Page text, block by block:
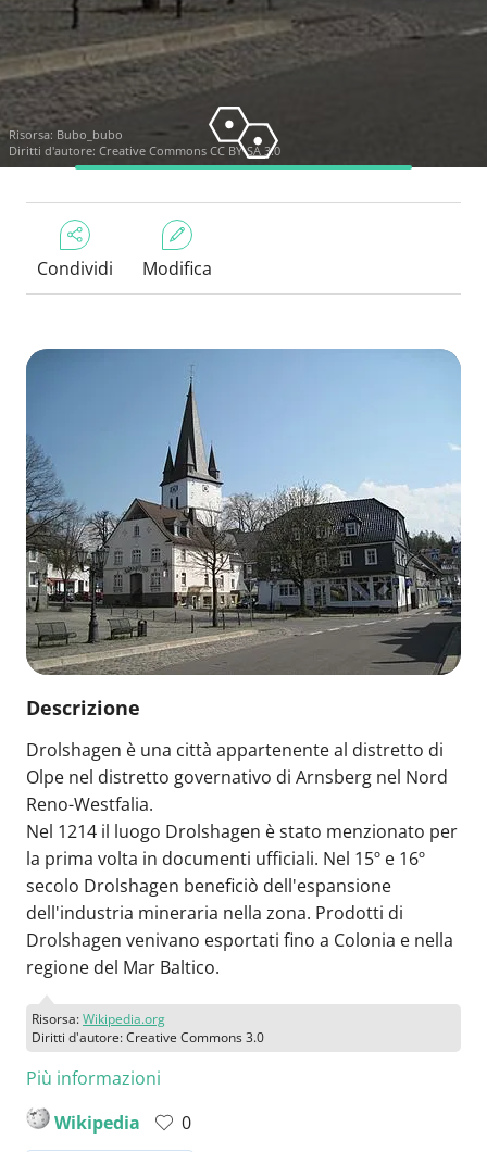
Risorsa: Bubo_bubo
Diritti d'autore: Creative Commons CC BY-SA 3.0
Condividi Modifica
Descrizione
Drolshagen è una città appartenente al distretto di
Olpe nel distretto governativo di Arnsberg nel Nord
Reno-Westfalia.
Nel 1214 il luogo Drolshagen è stato menzionato per
la prima volta in documenti ufficiali. Nel 15º e 16º
secolo Drolshagen beneficiò dell'espansione
dell'industria mineraria nella zona. Prodotti di
Drolshagen venivano esportati fino a Colonia e nella
regione del Mar Baltico.
Risorsa:Wikipedia.org
Diritti d'autore: Creative Commons 3.0
Più informazioni
Wikipedia
0